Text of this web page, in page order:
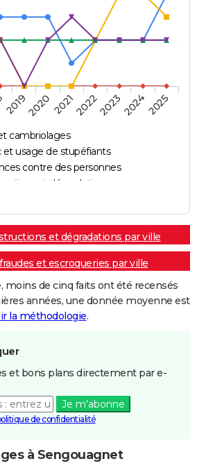
cambriolages
et usage de stupéfiants
contre des personnes
et dégradations
2019202020212022202320242025
et dégradations par ville
et escroqueries par ville
moins de cinq faits ont été recensés
années, une donnée moyenne est
la méthodologie.
et bons plans directement par e-
Je m'abonne
de confidentialité
à Sengouagnet